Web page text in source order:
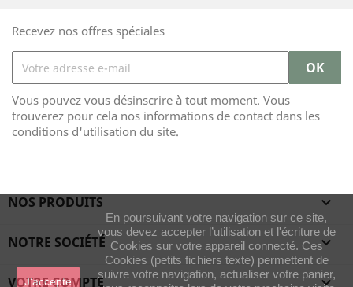
Recevez nos offres spéciales
Vous pouvez vous désinscrire à tout moment. Vous
trouverez pour cela nos informations de contact dans les
conditions d'utilisation du site.
NOS PRODUITS 
NOTRE SOCIÉTÉ 
VOTRE COMPTE 
J'accepte
En poursuivant votre navigation sur ce site,
vous devez accepter l’utilisation et l'écriture de
Cookies sur votre appareil connecté. Ces
Cookies (petits fichiers texte) permettent de
suivre votre navigation, actualiser votre panier,